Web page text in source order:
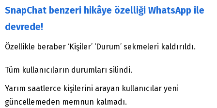
SnapChat benzeri hikâye özelliği WhatsApp ile
devrede!
Özellikle beraber ‘Kişiler’ ‘Durum’ sekmeleri kaldırıldı.
Tüm kullanıcıların durumları silindi.
Yarım saatlerce kişilerini arayan kullanıcılar yeni
güncellemeden memnun kalmadı.